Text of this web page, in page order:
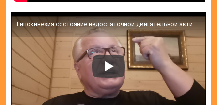
Гипокинезия состояние недостаточной двигательной активности